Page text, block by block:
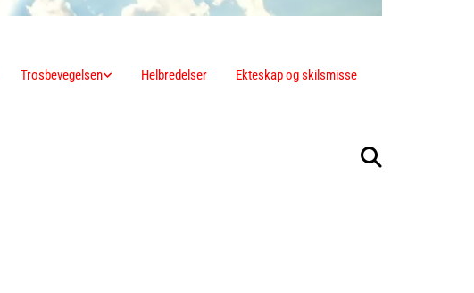
Trosbevegelsen Helbredelser Ekteskap og skilsmisse